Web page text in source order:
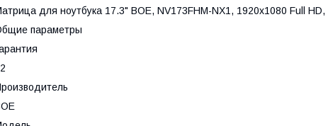
для ноутбука 17.3" BOE, NV173FHM-NX1, 1920x1080 Full
параметры